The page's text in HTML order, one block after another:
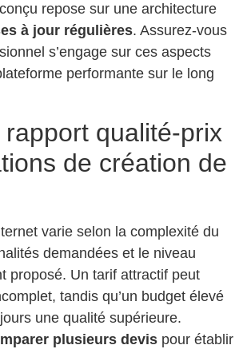
repose sur une architecture
à jour régulières. Assurez-vous
s’engage sur ces aspects
performante sur le long
rapport qualité-prix
de création de
varie selon la complexité du
demandées et le niveau
proposé. Un tarif attractif peut
tandis qu’un budget élevé
une qualité supérieure.
plusieurs devis pour établir